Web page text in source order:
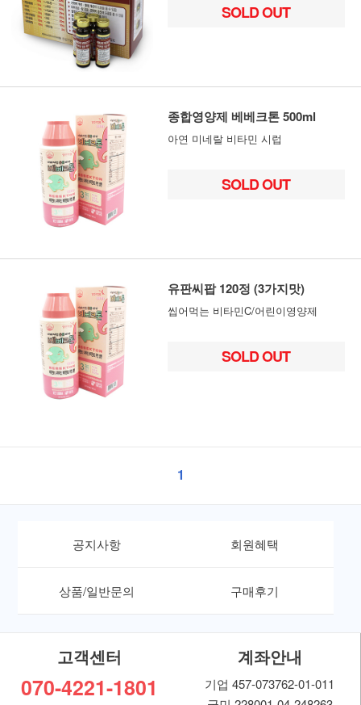
SOLD OUT
종합영양제 베베크톤 500ml
아연 미네랄 비타민 시럽
SOLD OUT
유판씨팝 120정 (3가지맛)
씹어먹는 비타민C/어린이영양제
SOLD OUT
1
공지사항 회원혜택
상품/일반문의 구매후기
고객센터
070-4221-1801
계좌안내
기업 457-073762-01-011